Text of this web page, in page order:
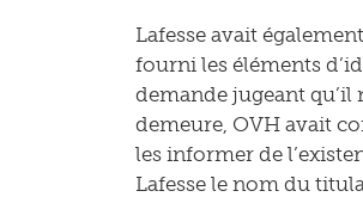
Lafesse avait
fourni les éléments
demande jugeant qu’il
demeure, OVH avait
les informer de
Lafesse le nom du